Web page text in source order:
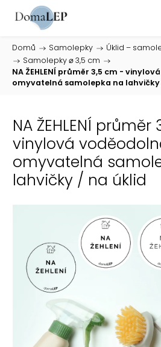
Domů / Samolepky /
Úklid –
/
Samolepky ⌀ 3,5 cm /
NA ŽEHLENÍ průměr 3,5 cm -
omyvatelná samolepka na
NA ŽEHLENÍ
vinylová
omyvatelná
lahvičky / na úklid